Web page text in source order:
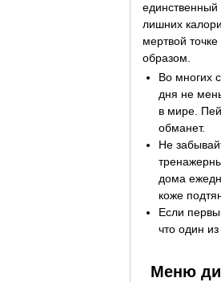
единственный
лишних
мертвой
образом.
Во многих
дня не
в мире.
обманет.
Не
дома
коже
Если
что один из
Меню